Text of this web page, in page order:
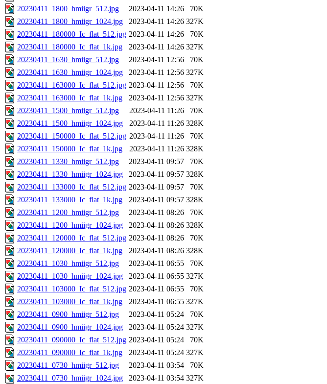
20230411_1800_hmiigr_512.jpg
2023-04-11 14:26
70K
20230411_1800_hmiigr_1024.jpg
2023-04-11 14:26 327K
20230411_180000_Ic_flat_512.jpg 2023-04-11 14:26
70K
20230411_180000_Ic_flat_1k.jpg
2023-04-11 14:26 327K
20230411_1630_hmiigr_512.jpg
2023-04-11 12:56
70K
20230411_1630_hmiigr_1024.jpg
2023-04-11 12:56 327K
20230411_163000_Ic_flat_512.jpg 2023-04-11 12:56
70K
20230411_163000_Ic_flat_1k.jpg
2023-04-11 12:56 327K
20230411_1500_hmiigr_512.jpg
2023-04-11 11:26
70K
20230411_1500_hmiigr_1024.jpg
2023-04-11 11:26 328K
20230411_150000_Ic_flat_512.jpg 2023-04-11 11:26
70K
20230411_150000_Ic_flat_1k.jpg
2023-04-11 11:26 328K
20230411_1330_hmiigr_512.jpg
2023-04-11 09:57
70K
20230411_1330_hmiigr_1024.jpg
2023-04-11 09:57 328K
20230411_133000_Ic_flat_512.jpg 2023-04-11 09:57
70K
20230411_133000_Ic_flat_1k.jpg
2023-04-11 09:57 328K
20230411_1200_hmiigr_512.jpg
2023-04-11 08:26
70K
20230411_1200_hmiigr_1024.jpg
2023-04-11 08:26 328K
20230411_120000_Ic_flat_512.jpg 2023-04-11 08:26
70K
20230411_120000_Ic_flat_1k.jpg
2023-04-11 08:26 328K
20230411_1030_hmiigr_512.jpg
2023-04-11 06:55
70K
20230411_1030_hmiigr_1024.jpg
2023-04-11 06:55 327K
20230411_103000_Ic_flat_512.jpg 2023-04-11 06:55
70K
20230411_103000_Ic_flat_1k.jpg
2023-04-11 06:55 327K
20230411_0900_hmiigr_512.jpg
2023-04-11 05:24
70K
20230411_0900_hmiigr_1024.jpg
2023-04-11 05:24 327K
20230411_090000_Ic_flat_512.jpg 2023-04-11 05:24
70K
20230411_090000_Ic_flat_1k.jpg
2023-04-11 05:24 327K
20230411_0730_hmiigr_512.jpg
2023-04-11 03:54
70K
20230411_0730_hmiigr_1024.jpg
2023-04-11 03:54 327K